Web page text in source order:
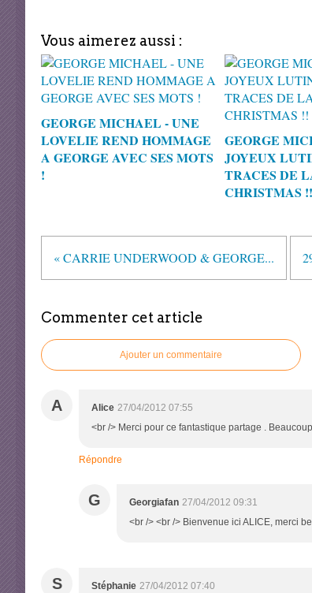
Vous aimerez aussi :
GEORGE MICHAEL - UNE
LOVELIE REND HOMMAGE
A GEORGE AVEC SES MOTS
!
GEORGE
JOYEUX
TRACES DE
CHRISTMAS !!
« CARRIE UNDERWOOD & GEORGE...
Commenter cet article
Ajouter un commentaire
A Alice 27/04/2012 07:55
<br /> Merci pour ce fantastique partage .
Répondre
G Georgiafan 27/04/2012 09:31
<br /> <br /> Bienvenue ici ALICE, merci
S Stéphanie 27/04/2012 07:40